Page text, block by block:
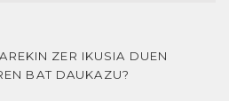
ZER IKUSIA DUEN
BAT DAUKAZU?